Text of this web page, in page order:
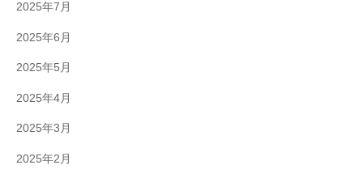
2025年7月
2025年6月
2025年5月
2025年4月
2025年3月
2025年2月